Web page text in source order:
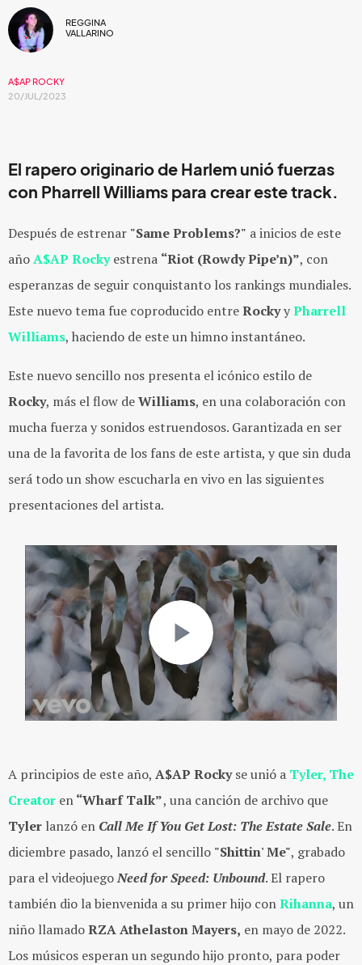
REGGINA
VALLARINO
A$AP ROCKY
20/JUL/2023
El rapero originario de Harlem unió fuerzas
con Pharrell Williams para crear este track.
Después de estrenar "Same Problems?" a inicios de este
añoA$AP Rockyestrena “Riot (Rowdy Pipe’n)”, con
esperanzas de seguir conquistanto los rankings mundiales.
Este nuevo tema fue coproducido entreRockyyPharrell
Williams, haciendo de este un himno instantáneo.
Este nuevo sencillo nos presenta el icónico estilo de
Rocky, más el flow deWilliams, en una colaboración con
mucha fuerza y sonidos estruendosos. Garantizada en ser
una de la favorita de los fans de este artista, y que sin duda
será todo un show escucharla en vivo en las siguientes
presentaciones del artista.
A principios de este año, A$AP Rockyse unió a Tyler, The
Creator en“Wharf Talk”, una canción de archivo que
Tyler lanzó en Call Me If You Get Lost: The Estate Sale. En
diciembre pasado, lanzó el sencillo "Shittin' Me", grabado
para el videojuegoNeed for Speed: Unbound. El rapero
también dio la bienvenida a su primer hijo conRihanna, un
niño llamadoRZA Athelaston Mayers, en mayo de 2022.
Los músicos esperan un segundo hijo pronto, para poder